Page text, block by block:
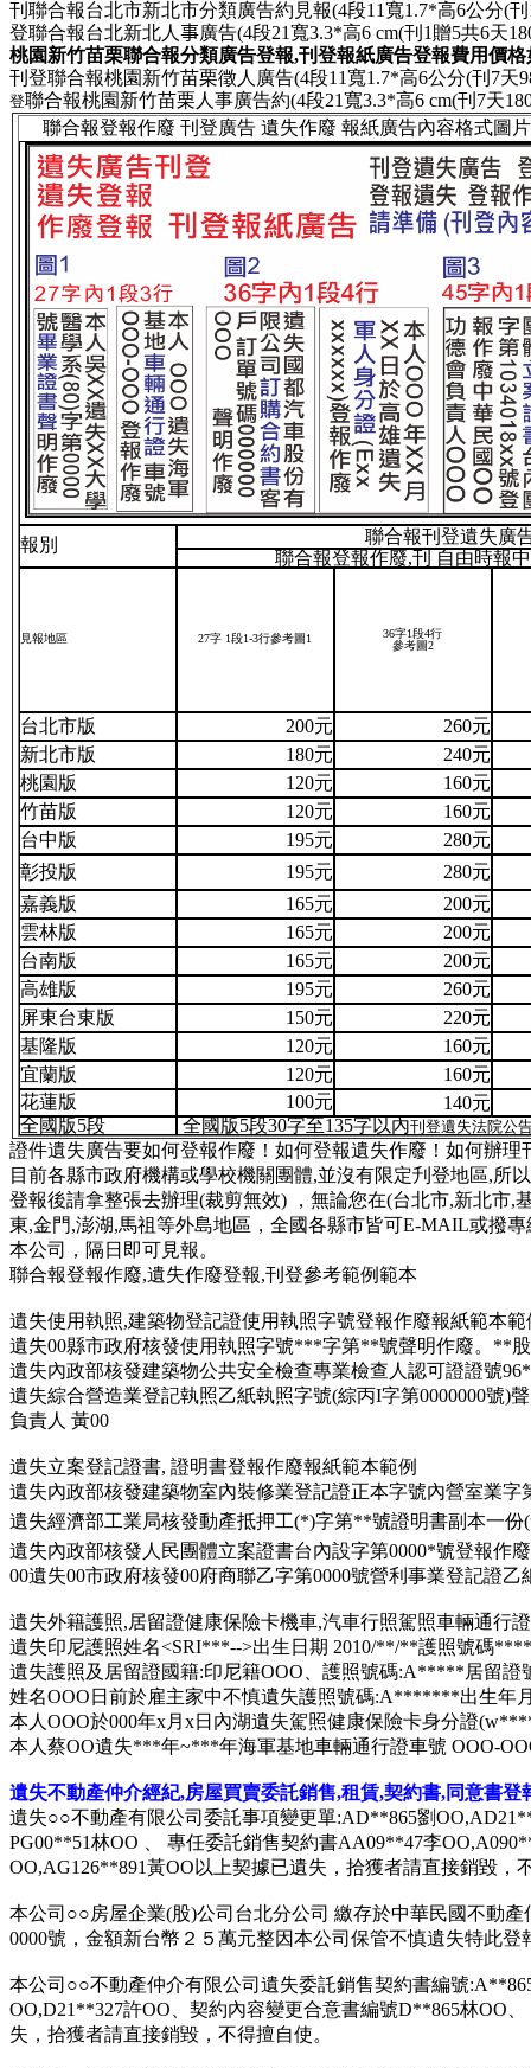
刊 聯合報台北市新北市分類廣告約 見報(4段11寬1.7*高6公分(
登聯合報台北新北人 事廣告(4段21寬3.3*高6 cm(刊1贈5共6天
桃園新竹苗栗聯合報分類廣告登報,刊登報紙廣告登報費用價
刊登聯合報桃園新竹苗栗徵人 廣告(4段11寬1.7*高6公分(刊7天9
登聯合報桃園新竹苗栗人事廣告約(4段21寬3.3*高6 cm(刊7天
聯合報登報作廢 刊登廣告 遺失作廢 報紙廣告內容格式圖片
報別 聯合報刊登遺失廣
聯合報登報作廢,刊 自由時報
見報地區 27字 1段1-3行參考圖1
36字1段4行
參考圖2
台北市版 200元
260元
新北市版
180元
240元
桃園版
120元
160元
竹苗版
120元
160元
台中版
195元
280元
彰投版
195元
280元
嘉義版
165元
200元
雲林版
165元
200元
台南版
165元
200元
高雄版
195元
260元
屏東台東版
150元
220元
基隆版
120元
160元
宜蘭版
120元
160元
花蓮版
100元
140元
全國版5段
全國版5段30字至135字以內刊登遺失法院公
證件遺失廣告要如何登報作廢！如何登報遺失作廢！如何辦理
目前各縣市政府機構或學校機關團體,並沒有限定刋登地區,所
登報後請拿整張去辦理(裁剪無效) ，無論您在(台北市,新北市,
東,金門,澎湖,馬祖等外島地區，全國各縣市皆可E-MAIL或撥
本公司，隔日即可見報。
聯合報登報作廢,遺失作廢登報,刊登參考範例範本
遺失使用執照,建築物登記證使用執照字號登報作廢報紙範本範
遺失00縣市政府核發使用執照字號***字第**號聲明作廢。**
遺失內政部核發建築物公共安全檢查專業檢查人認可證證號96
遺失綜合營造業登記執照乙紙執照字號(綜丙I字第0000000號)
負責人 黃00
遺失立案登記證書, 證明書登報作廢報紙範本範例
遺失內政部核發建築物室內裝修業登記證正本字號內營室業
遺失經濟部工業局核發動產抵押工(*)字第**號證明書副本一份
遺失內政部核發人民團體立案證書台內設字第0000*號登報作
00遺失00市政府核發00府商聯乙字第0000號營利事業登記證
遺失外籍護照,居留證健康保險卡機車,汽車行照駕照車輛通行
遺失印尼護照姓名<SRI***-->出生日期 2010/**/**護照號碼
遺失護照及居留證國籍:印尼籍OOO、護照號碼:A*****居留
姓名OOO日前於雇主家中不慎遺失護照號碼:A*******出生年
本人OOO於000年x月x日內湖遺失駕照健康保險卡身分證
本人蔡OO遺失***年~***年海軍基地車輛通行證車號 OOO-
遺失不動產仲介經紀,房屋買賣委託銷售,租賃,契約書,同意書登
遺失○○不動產有限公司委託事項變更單:AD**865劉
PG00**51林OO 、 專任委託銷售契約書AA09**47李
OO,AG126**891黃OO以上契據已遺失，拾獲者請直接銷毀，
本公司○○房屋企業(股)公司台北分公司 繳存於中華民國不動
0000號，金額新台幣２５萬元整因本公司保管不慎遺失特此
本公司○○不動產仲介有限公司遺失委託銷售契約書編號
OO,D21**327許OO、契約內容變更合意書編號D**865林OO
失，拾獲者請直接銷毀，不得擅自使。